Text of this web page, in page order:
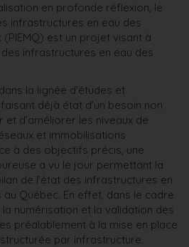
en profonde réflexion, le
infrastructures en eau des
est un projet visant à
infrastructures en eau des
la lignée d’études et
déjà état d’un besoin non
d’améliorer les niveaux de
et immobilisations
à des objectifs précis, une
a vu le jour permettant la
de l’état des infrastructures en
au Québec. En effet, dans le cadre
numérisation et la validation des
préalablement à la mise en place
par infrastructure.